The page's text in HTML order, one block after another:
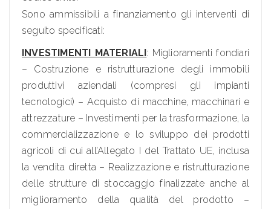
Sono ammissibili a finanziamento gli interventi di
seguito specificati:
INVESTIMENTI MATERIALI : Miglioramenti fondiari
– Costruzione e ristrutturazione degli immobili
produttivi aziendali (compresi gli impianti
tecnologici) – Acquisto di macchine, macchinari e
attrezzature – Investimenti per la trasformazione, la
commercializzazione e lo sviluppo dei prodotti
agricoli di cui all’Allegato I del Trattato UE, inclusa
la vendita diretta – Realizzazione e ristrutturazione
delle strutture di stoccaggio finalizzate anche al
miglioramento della qualità del prodotto –